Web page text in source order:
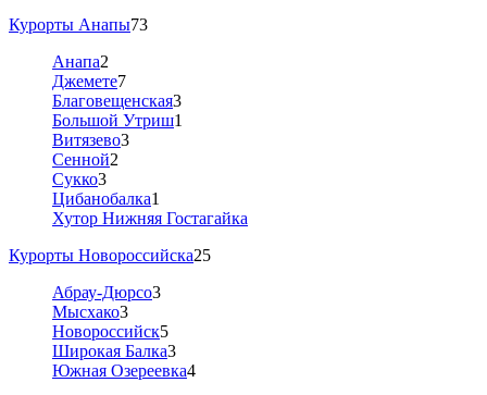
Курорты Анапы73
Анапа2
Джемете7
Благовещенская3
Большой Утриш1
Витязево3
Сенной2
Сукко3
Цибанобалка1
Хутор Нижняя Гостагайка
Курорты Новороссийска25
Абрау-Дюрсо3
Мысхако3
Новороссийск5
Широкая Балка3
Южная Озереевка4